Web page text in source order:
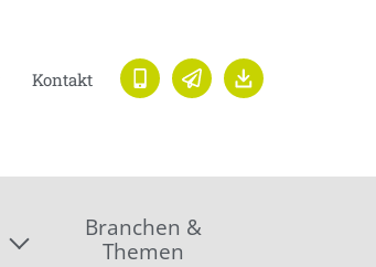
Kontakt
Branchen &
Themen